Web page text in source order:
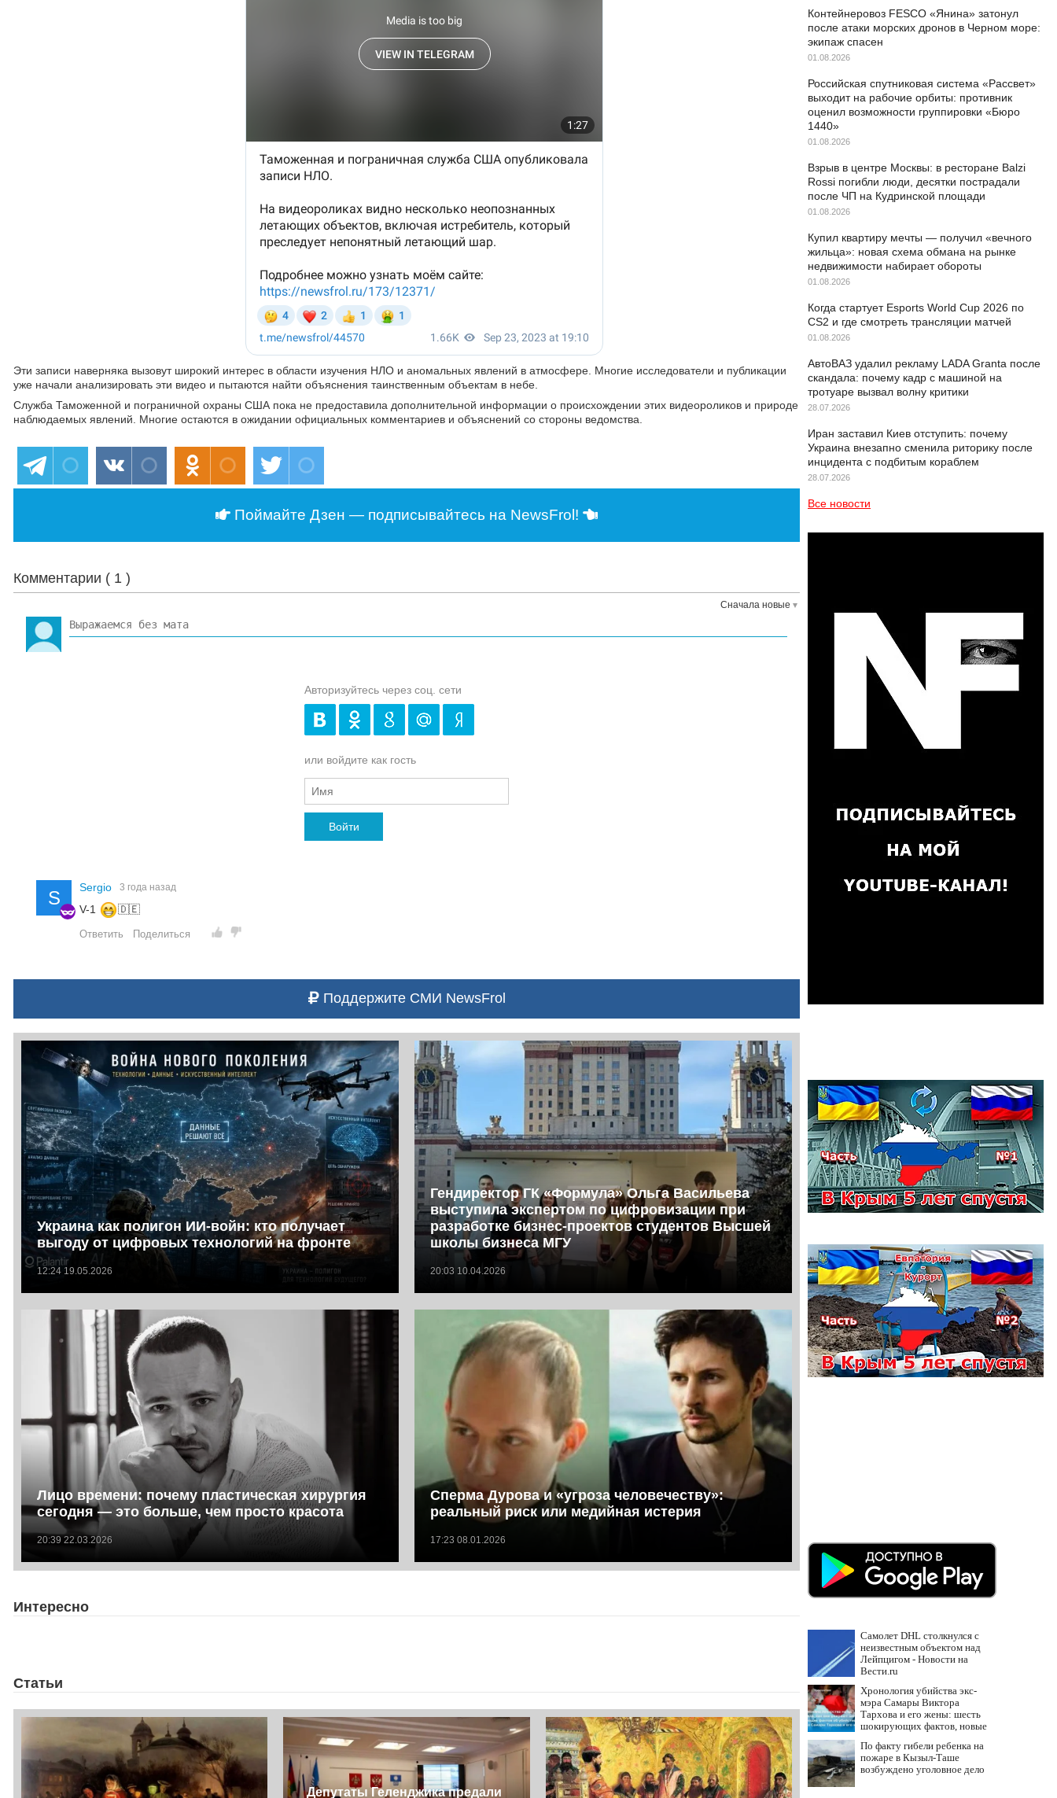
Эти записи наверняка вызовут широкий интерес в области изучения НЛО и аномальных явлений в атмосфере. Многие исследователи и публикации
уже начали анализировать эти видео и пытаются найти объяснения таинственным объектам в небе.
Служба Таможенной и пограничной охраны США пока не предоставила дополнительной информации о происхождении этих видеороликов и природе
наблюдаемых явлений. Многие остаются в ожидании официальных комментариев и объяснений со стороны ведомства.
Поймайте Дзен — подписывайтесь на NewsFrol!
Комментарии ( 1 )
Сначала новые
Авторизуйтесь через соц. сети
или войдите как гость
Войти
S Sergio 3 года назад
V-1 🇩🇪
Ответить Поделиться
Поддержите СМИ NewsFrol
Украина как полигон ИИ-войн: кто получает
выгоду от цифровых технологий на фронте
12:24 19.05.2026
Гендиректор ГК «Формула» Ольга Васильева
выступила экспертом по цифровизации при
разработке бизнес-проектов студентов Высшей
школы бизнеса МГУ
20:03 10.04.2026
Лицо времени: почему пластическая хирургия
сегодня — это больше, чем просто красота
20:39 22.03.2026
Сперма Дурова и «угроза человечеству»:
реальный риск или медийная истерия
17:23 08.01.2026
Интересно
Статьи
Депутаты Геленджика предали
Контейнеровоз FESCO «Янина» затонул
после атаки морских дронов в Черном море:
экипаж спасен
01.08.2026
Российская спутниковая система «Рассвет»
выходит на рабочие орбиты: противник
оценил возможности группировки «Бюро
1440»
01.08.2026
Взрыв в центре Москвы: в ресторане Balzi
Rossi погибли люди, десятки пострадали
после ЧП на Кудринской площади
01.08.2026
Купил квартиру мечты — получил «вечного
жильца»: новая схема обмана на рынке
недвижимости набирает обороты
01.08.2026
Когда стартует Esports World Cup 2026 по
CS2 и где смотреть трансляции матчей
01.08.2026
АвтоВАЗ удалил рекламу LADA Granta после
скандала: почему кадр с машиной на
тротуаре вызвал волну критики
28.07.2026
Иран заставил Киев отступить: почему
Украина внезапно сменила риторику после
инцидента с подбитым кораблем
28.07.2026
Все новости
Самолет DHL столкнулся с
неизвестным объектом над
Лейпцигом - Новости на
Вести.ru
Хронология убийства экс-
мэра Самары Виктора
Тархова и его жены: шесть
шокирующих фактов, новые
По факту гибели ребенка на
пожаре в Кызыл-Таше
возбуждено уголовное дело